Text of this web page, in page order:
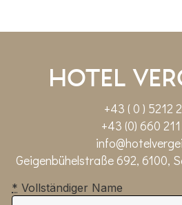
Hotel
+43 ( 0 ) 5212
+43 (0) 660
Geigenbühelstraße 692, 6100,
* Vollständiger Name